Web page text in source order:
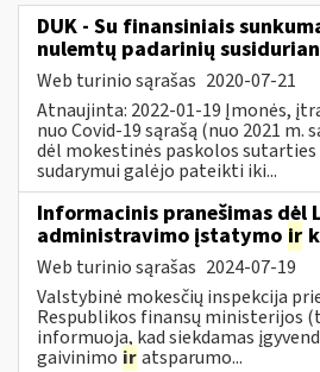
DUK - Su finansiniais
nulemtų padarinių
Web turinio sąrašas 2020-07-21
Atnaujinta: 2022-01-19 Įmonės,
nuo Covid-19 sąrašą (nuo 2021 m.
dėl mokestinės paskolos sutarties
sudarymui galėjo pateikti iki...
Informacinis pranešimas dėl
administravimo įstatymo ir
Web turinio sąrašas 2024-07-19
Valstybinė mokesčių inspekcija
Respublikos finansų ministerijos
informuoja, kad siekdamas
gaivinimo iratsparumo...